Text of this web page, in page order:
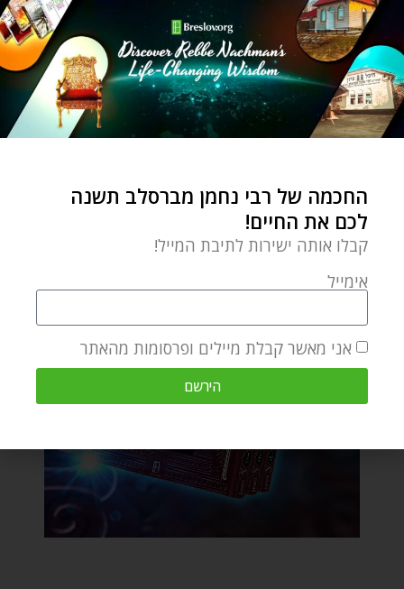
החכמה של רבי נחמן מברסלב תשנה
לכם את החיים!
קבלו אותה ישירות לתיבת המייל!
אימייל
אני מאשר קבלת מיילים ופרסומות מהאתר
הירשם